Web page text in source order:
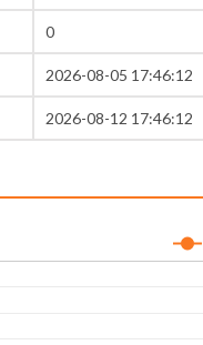
0
2026-08-05 17:46:12
2026-08-12 17:46:12